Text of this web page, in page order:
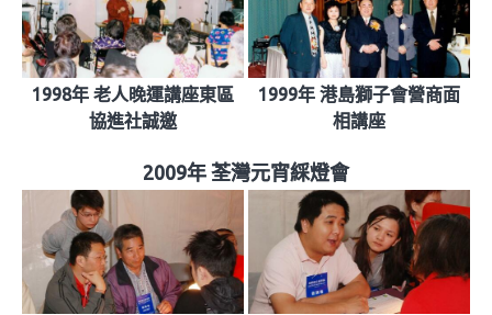
1998年 老人晚運講座東區
協進社誠邀
1999年 港島獅子會營商面
相講座
2009年 荃灣元宵綵燈會